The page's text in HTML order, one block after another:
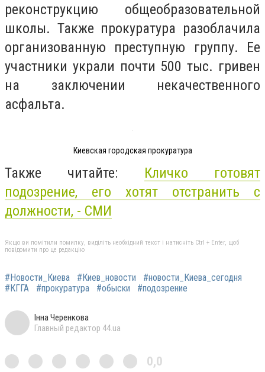
реконструкцию общеобразовательной
школы. Также прокуратура разоблачила
организованную преступную группу. Ее
участники украли почти 500 тыс. гривен
на заключении некачественного
асфальта.
Киевская городская прокуратура
Также читайте: Кличко готовят
подозрение, его хотят отстранить с
должности, - СМИ
Якщо ви помітили помилку, виділіть необхідний текст і натисніть Ctrl + Enter, щоб
повідомити про це редакцію
#Новости_Киева #Киев_новости
#новости_Киева_сегодня
#КГГА
#прокуратура #обыски #подозрение
Інна Черенкова
Главный редактор 44.ua
0,0